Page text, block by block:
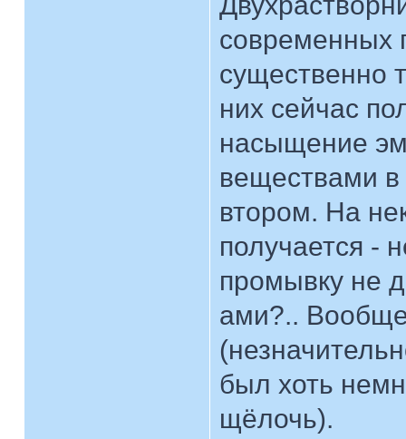
современных
существенно
них сейчас
насыщение
веществами
втором. На
получается -
промывку не
ами?..
был хоть
щёлочь).